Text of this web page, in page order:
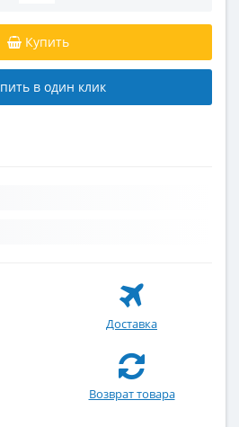
Купить
в один клик
Доставка
Возврат товара